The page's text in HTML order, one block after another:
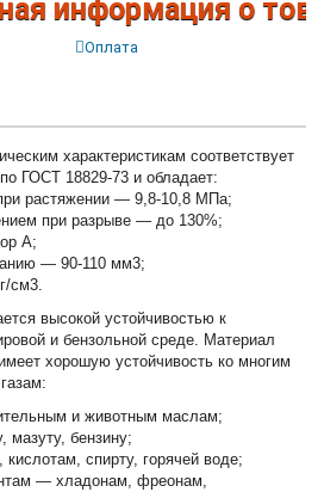
информация о
Оплата
характеристикам соответствует
ГОСТ 18829-73 и обладает:
растяжении — 9,8-10,8 МПа;
при разрыве — до 130%;
А;
— 90-110 мм3;
см3.
высокой устойчивостью к
и бензольной среде. Материал
хорошую устойчивость ко многим
и животным маслам;
мазуту, бензину;
спирту, горячей воде;
— хладонам, фреонам,